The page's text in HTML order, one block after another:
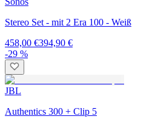
Stereo Set - mit 2 Era 100 - Weiß
458,00 €394,90 €
-29 %
JBL
Authentics 300 + Clip 5